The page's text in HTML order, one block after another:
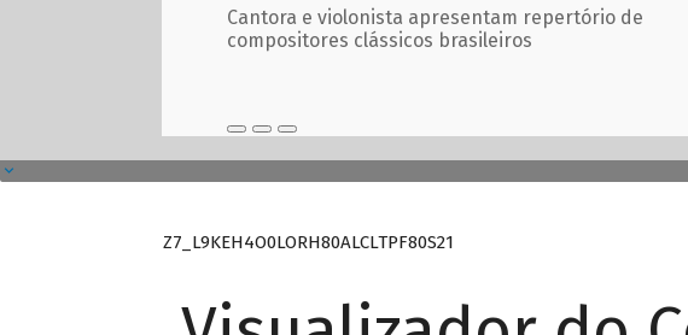
Cantora e violonista apresentam repertório de
compositores clássicos brasileiros
Z7_L9KEH4O0LORH80ALCLTPF80S21